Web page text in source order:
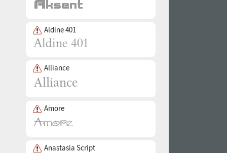
Aldine 401
Alliance
Amore
Anastasia Script